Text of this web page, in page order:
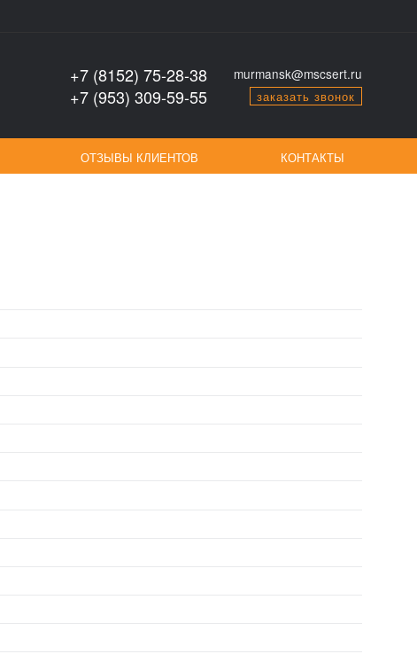
murmansk@mscsert.ru
заказать звонок
+7 (8152) 75-28-38
+7 (953) 309-59-55
ОТЗЫВЫ КЛИЕНТОВ КОНТАКТЫ